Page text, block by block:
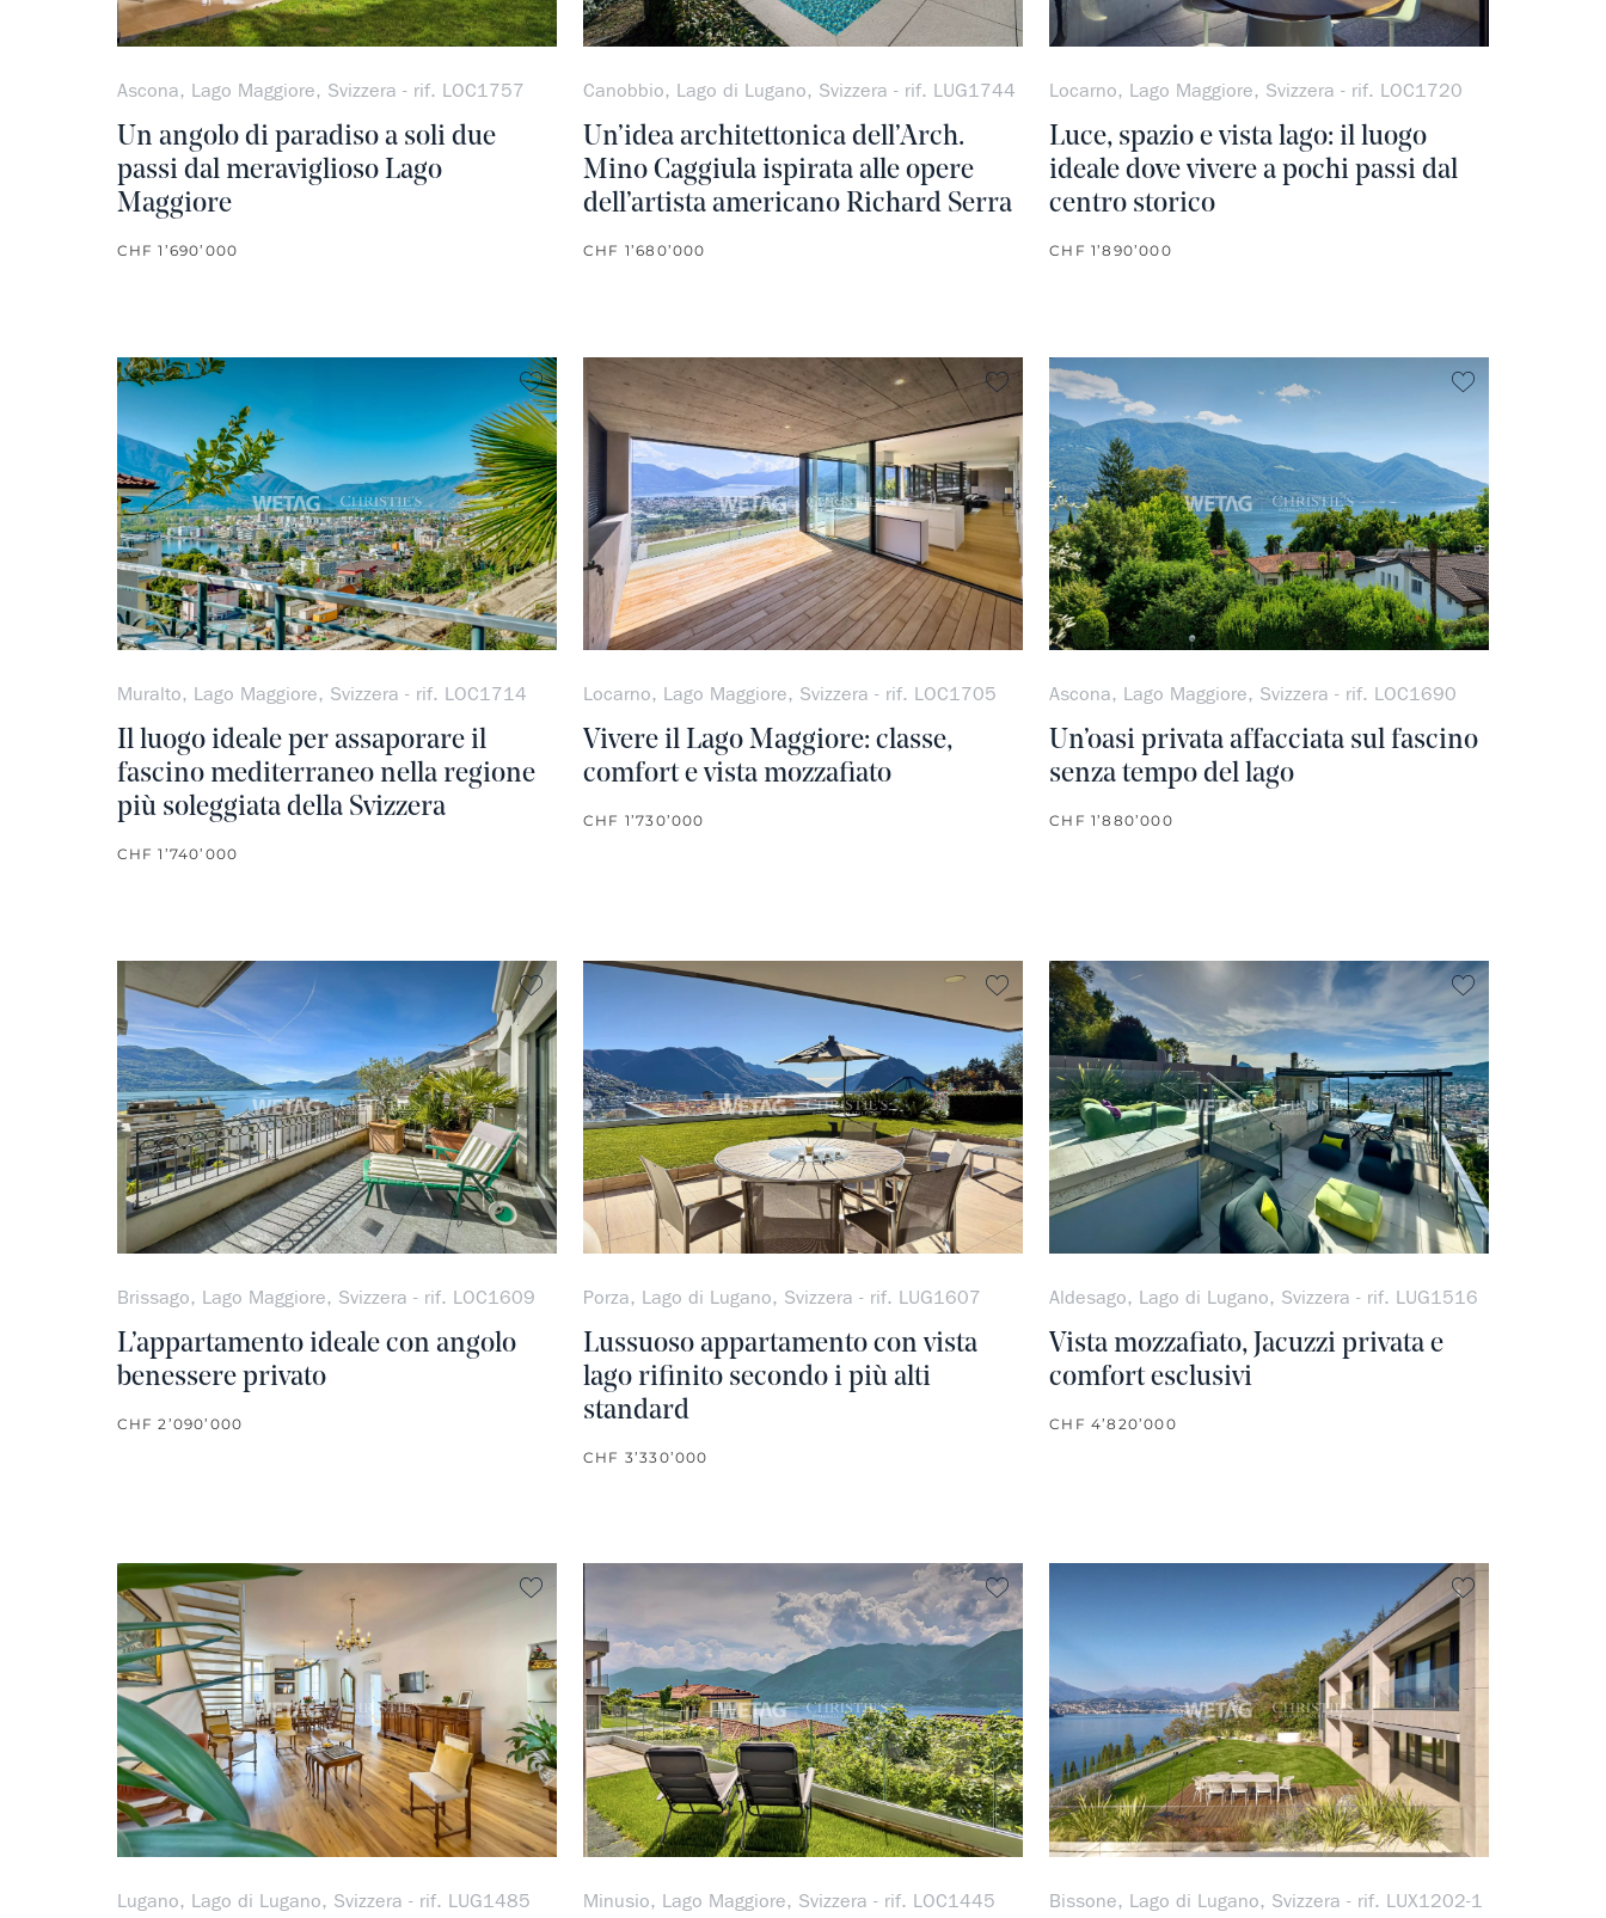
Ascona, Lago Maggiore, Svizzera - rif. LOC1757
Un angolo di paradiso a soli due
passi dal meraviglioso Lago
Maggiore
CHF 1’690’000
Canobbio, Lago di Lugano, Svizzera - rif. LUG1744
Un’idea architettonica dell’Arch.
Mino Caggiula ispirata alle opere
dell’artista americano Richard Serra
CHF 1’680’000
Locarno, Lago Maggiore, Svizzera - rif. LOC1720
Luce, spazio e vista lago: il luogo
ideale dove vivere a pochi passi dal
centro storico
CHF 1’890’000
Non preferito
Muralto, Lago Maggiore, Svizzera - rif. LOC1714
Il luogo ideale per assaporare il
fascino mediterraneo nella regione
più soleggiata della Svizzera
CHF 1’740’000
Non preferito
Locarno, Lago Maggiore, Svizzera - rif. LOC1705
Vivere il Lago Maggiore: classe,
comfort e vista mozzafiato
CHF 1’730’000
Ascona, Lago Maggiore, Svizzera - rif. LOC1690
Un’oasi privata affacciata sul fascino
senza tempo del lago
CHF 1’880’000
Non preferito
Brissago, Lago Maggiore, Svizzera - rif. LOC1609
L’appartamento ideale con angolo
benessere privato
CHF 2’090’000
Non preferito
Porza, Lago di Lugano, Svizzera - rif. LUG1607
Lussuoso appartamento con vista
lago rifinito secondo i più alti
standard
CHF 3’330’000
Aldesago, Lago di Lugano, Svizzera - rif. LUG1516
Vista mozzafiato, Jacuzzi privata e
comfort esclusivi
CHF 4’820’000
Non preferito
Lugano, Lago di Lugano, Svizzera - rif. LUG1485
Non preferito
Minusio, Lago Maggiore, Svizzera - rif. LOC1445 Bissone, Lago di Lugano, Svizzera - rif. LUX1202-1